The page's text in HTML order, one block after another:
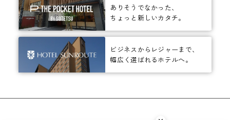
ありそうでなかった、
ちょっと新しいカタチ。
ビジネスからレジャーまで、
幅広く選ばれるホテルへ。